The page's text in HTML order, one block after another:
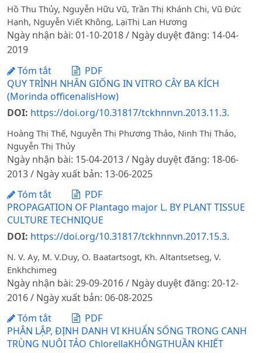
Hồ Thu Thủy, Nguyễn Hữu Vũ, Trần Thị Khánh Chi, Vũ Đức
Hạnh, Nguyễn Viết Không, LạiThị Lan Hương
Ngày nhận bài: 01-10-2018 / Ngày duyệt đăng: 14-04-
2019
Tóm tắt
PDF
QUY TRÌNH NHÂN GIỐNG IN VITRO CÂY BA KÍCH
(Morinda officenalisHow)
DOI: https://doi.org/10.31817/tckhnnvn.2013.11.3.
Hoàng Thị Thế, Nguyễn Thị Phương Thảo, Ninh Thị Thảo,
Nguyễn Thị Thủy
Ngày nhận bài: 15-04-2013 / Ngày duyệt đăng: 18-06-
2013 / Ngày xuất bản: 13-06-2025
Tóm tắt
PDF
PROPAGATION OF Plantago major L. BY PLANT TISSUE
CULTURE TECHNIQUE
DOI: https://doi.org/10.31817/tckhnnvn.2017.15.3.
N. V. Ay, M. V.Duy, O. Baatartsogt, Kh. Altantsetseg, V.
Enkhchimeg
Ngày nhận bài: 29-09-2016 / Ngày duyệt đăng: 20-12-
2016 / Ngày xuất bản: 06-08-2025
Tóm tắt
PDF
PHÂN LẬP, ĐỊNH DANH VI KHUẨN SỐNG TRONG CANH
TRÙNG NUÔI TẢO ChlorellaKHÔNGTHUẦN KHIẾT